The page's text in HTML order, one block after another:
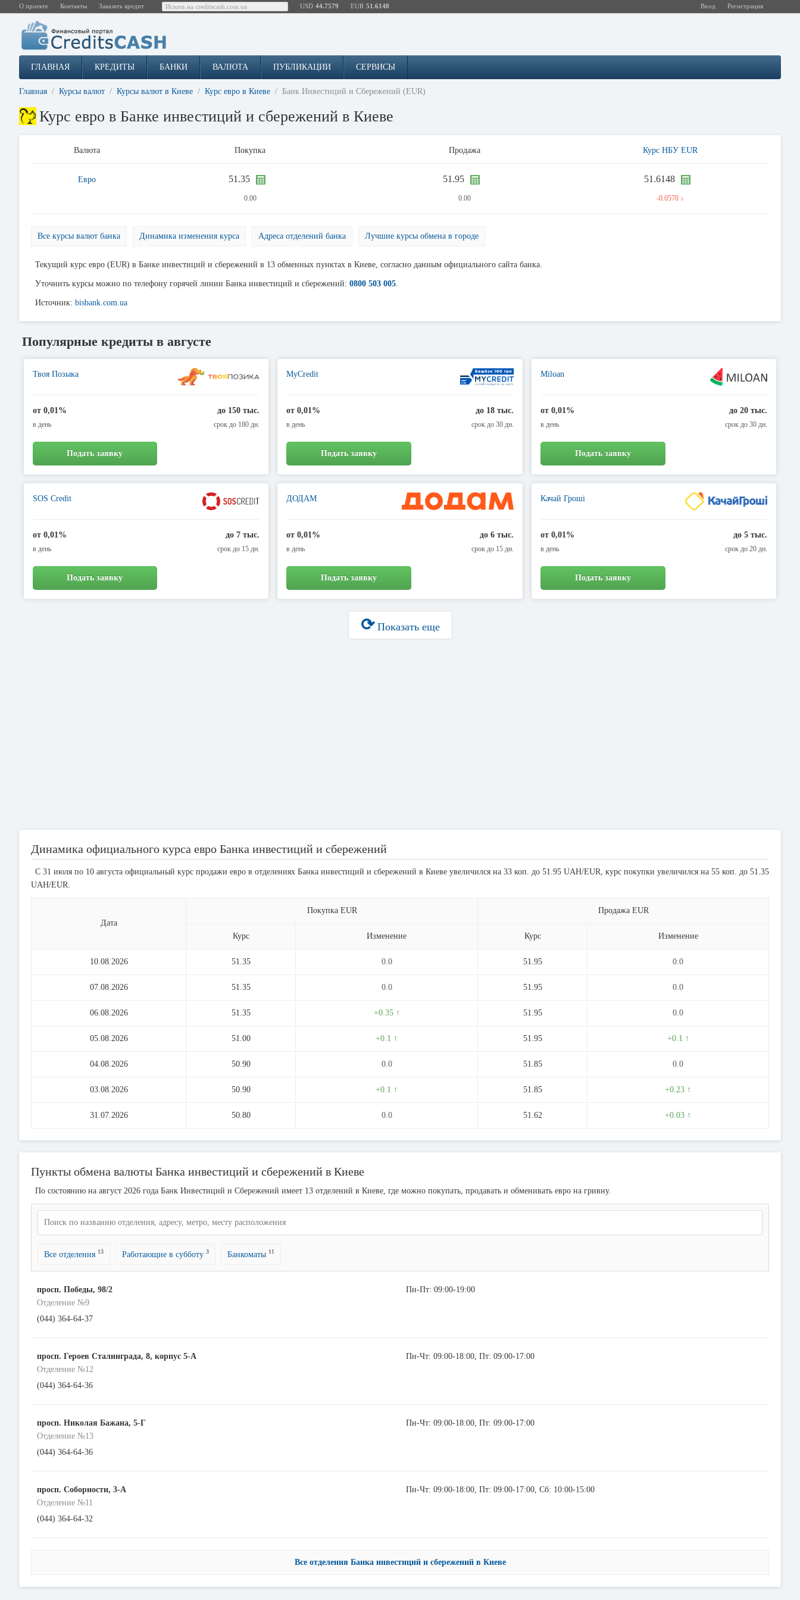
О проекте Контакты Заказать кредит USD 44.7579 EUR 51.6148 Вход Регистрация
ГЛАВНАЯ КРЕДИТЫ БАНКИ ВАЛЮТА ПУБЛИКАЦИИ СЕРВИСЫ
Главная Курсы валют Курсы валют в Киеве Курс евро в Киеве Банк Инвестиций и Сбережений (EUR)
Курс евро в Банке инвестиций и сбережений в Киеве
Валюта Покупка Продажа Курс НБУ EUR
Евро 51.35
0.00
51.95
0.00
51.6148
-0.0570 ↓
Все курсы валют банка Динамика изменения курса Адреса отделений банка Лучшие курсы обмена в городе
Текущий курс евро (EUR) в Банке инвестиций и сбережений в 13 обменных пунктах в Киеве, согласно данным официального сайта банка.
Уточнить курсы можно по телефону горячей линии Банка инвестиций и сбережений: 0800 503 005.
Источник: bisbank.com.ua
Популярные кредиты в августе
Твоя Позыка
от 0,01%
в день
до 150 тыс.
срок до 180 дн.
Подать заявку
MyCredit
от 0,01%
в день
до 18 тыс.
срок до 30 дн.
Подать заявку
Miloan
от 0,01%
в день
до 20 тыс.
срок до 30 дн.
Подать заявку
SOS Credit
от 0,01%
в день
до 7 тыс.
срок до 15 дн.
Подать заявку
ДОДАМ
от 0,01%
в день
до 6 тыс.
срок до 15 дн.
Подать заявку
Качай Гроші
от 0,01%
в день
до 5 тыс.
срок до 20 дн.
Подать заявку
⟳Показать еще
Динамика официального курса евро Банка инвестиций и сбережений
С 31 июля по 10 августа официальный курс продажи евро в отделениях Банка инвестиций и сбережений в Киеве увеличился на 33 коп. до 51.95 UAH/EUR, курс покупки увеличился на 55 коп. до 51.35
UAH/EUR.
Дата
Покупка EUR Продажа EUR
Курс Изменение Курс Изменение
10.08.2026 51.35 0.0 51.95 0.0
07.08.2026 51.35 0.0 51.95 0.0
06.08.2026 51.35 +0.35 ↑ 51.95 0.0
05.08.2026 51.00 +0.1 ↑ 51.95 +0.1 ↑
04.08.2026 50.90 0.0 51.85 0.0
03.08.2026 50.90 +0.1 ↑ 51.85 +0.23 ↑
31.07.2026 50.80 0.0 51.62 +0.03 ↑
Пункты обмена валюты Банка инвестиций и сбережений в Киеве
По состоянию на август 2026 года Банк Инвестиций и Сбережений имеет 13 отделений в Киеве, где можно покупать, продавать и обменивать евро на гривну.
Все отделения 13 Работающие в субботу 3 Банкоматы 11
просп. Победы, 98/2
Отделение №9
(044) 364-64-37
Пн-Пт: 09:00-19:00
просп. Героев Сталинграда, 8, корпус 5-А
Отделение №12
(044) 364-64-36
Пн-Чт: 09:00-18:00, Пт: 09:00-17:00
просп. Николая Бажана, 5-Г
Отделение №13
(044) 364-64-36
Пн-Чт: 09:00-18:00, Пт: 09:00-17:00
просп. Соборности, 3-А
Отделение №11
(044) 364-64-32
Пн-Чт: 09:00-18:00, Пт: 09:00-17:00, Сб: 10:00-15:00
Все отделения Банка инвестиций и сбережений в Киеве